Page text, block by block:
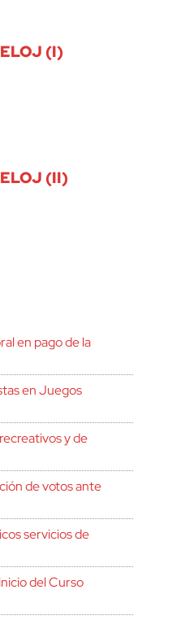
(I)
(II)
en pago de la
en Juegos
y de
de votos ante
servicios de
del Curso